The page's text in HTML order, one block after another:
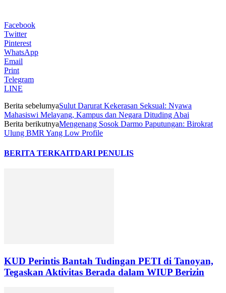
Facebook
Twitter
Pinterest
WhatsApp
Email
Print
Telegram
LINE
Berita sebelumyaSulut Darurat Kekerasan Seksual: Nyawa
Mahasiswi Melayang, Kampus dan Negara Dituding Abai
Berita berikutnyaMengenang Sosok Darmo Paputungan: Birokrat
Ulung BMR Yang Low Profile
BERITA TERKAITDARI PENULIS
KUD Perintis Bantah Tudingan PETI di Tanoyan,
Tegaskan Aktivitas Berada dalam WIUP Berizin